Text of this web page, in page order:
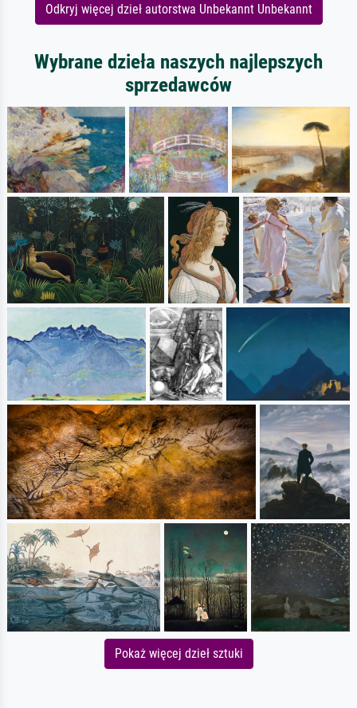
Odkryj więcej dzieł autorstwa Unbekannt Unbekannt
Wybrane dzieła naszych najlepszych
sprzedawców
Pokaż więcej dzieł sztuki